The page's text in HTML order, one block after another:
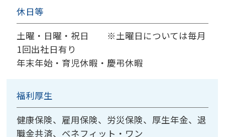
休日等
土曜・日曜・祝日 ※土曜日については毎月
1回出社日有り
年末年始・育児休暇・慶弔休暇
福利厚生
健康保険、雇用保険、労災保険、厚生年金、退
職金共済、ベネフィット・ワン